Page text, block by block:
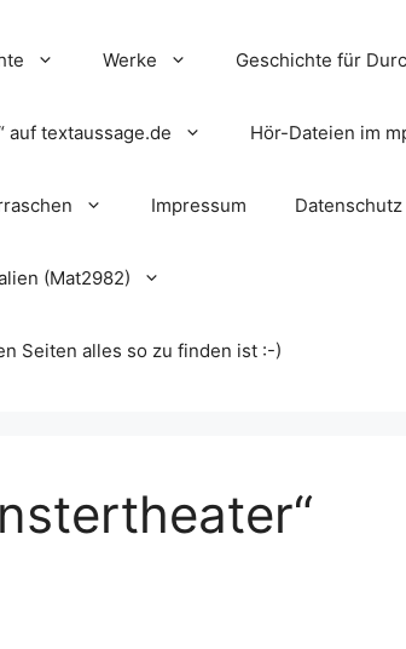
Werke Geschichte für
auf textaussage.de Hör-Dateien im
Impressum Datenschutz
(Mat2982)
Seiten alles so zu finden ist :-)